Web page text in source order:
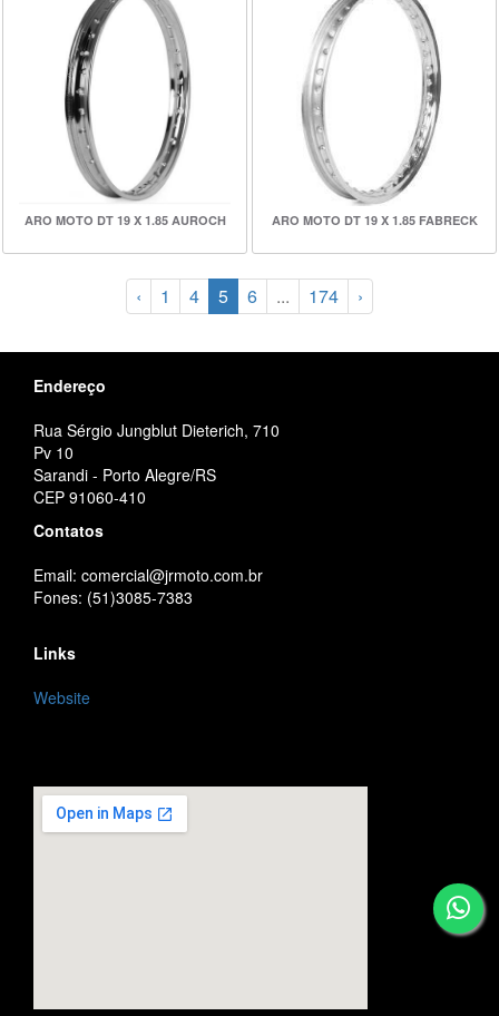
ARO MOTO DT 19 X 1.85 AUROCH ARO MOTO DT 19 X 1.85 FABRECK
‹ 1 4 5 6 ... 174 ›
Endereço
Rua Sérgio Jungblut Dieterich, 710
Pv 10
Sarandi - Porto Alegre/RS
CEP 91060-410
Contatos
Email: comercial@jrmoto.com.br
Fones: (51)3085-7383
Links
Website